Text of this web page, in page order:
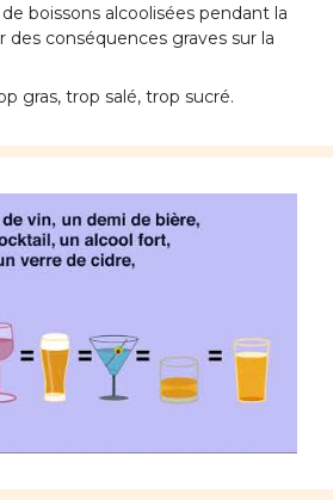
boissons alcoolisées pendant la
des conséquences graves sur la
gras, trop salé, trop sucré.